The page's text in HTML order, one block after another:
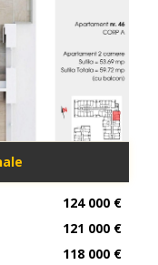
124 000 €
121 000 €
118 000 €